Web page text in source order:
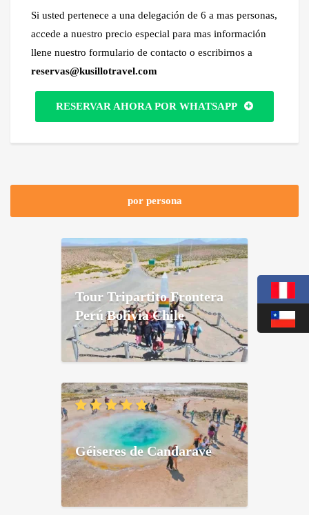
Si usted pertenece a una delegación de 6 a mas personas,
accede a nuestro precio especial para mas información
llene nuestro formulario de contacto o escribirnos a
reservas@kusillotravel.com
RESERVAR AHORA POR WHATSAPP
por persona
Tour Tripartito Frontera
Perú Bolivia Chile
Géiseres de Candarave